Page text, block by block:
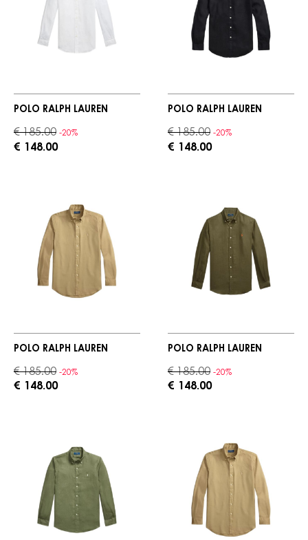
POLO RALPH LAUREN
€ 185.00 -20%
€ 148.00
POLO RALPH LAUREN
€ 185.00 -20%
€ 148.00
POLO RALPH LAUREN
€ 185.00 -20%
€ 148.00
POLO RALPH LAUREN
€ 185.00 -20%
€ 148.00